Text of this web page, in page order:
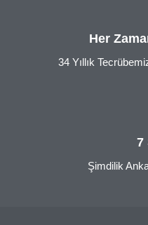
Her
34 Yıllık
7
Şimdilik